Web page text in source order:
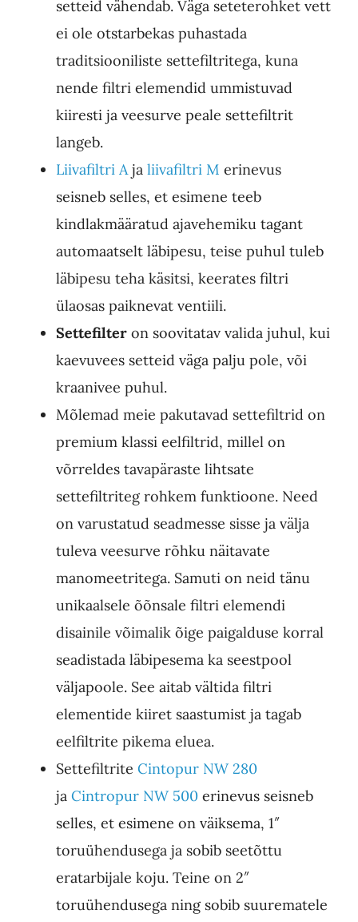
setteid vähendab. Väga seteterohket vett
ei ole otstarbekas puhastada
traditsiooniliste settefiltritega, kuna
nende filtri elemendid ummistuvad
kiiresti ja veesurve peale settefiltrit
langeb.
Liivafiltri Aja liivafiltri M erinevus
seisneb selles, et esimene teeb
kindlakmääratud ajavehemiku tagant
automaatselt läbipesu, teise puhul tuleb
läbipesu teha käsitsi, keerates filtri
ülaosas paiknevat ventiili.
Settefilteron soovitatav valida juhul, kui
kaevuvees setteid väga palju pole, või
kraanivee puhul.
Mõlemad meie pakutavad settefiltrid on
premium klassi eelfiltrid, millel on
võrreldes tavapäraste lihtsate
settefiltriteg rohkem funktioone. Need
on varustatud seadmesse sisse ja välja
tuleva veesurve rõhku näitavate
manomeetritega. Samuti on neid tänu
unikaalsele õõnsale filtri elemendi
disainile võimalik õige paigalduse korral
seadistada läbipesema ka seestpool
väljapoole. See aitab vältida filtri
elementide kiiret saastumist ja tagab
eelfiltrite pikema eluea.
Settefiltrite Cintopur NW 280
ja Cintropur NW 500erinevus seisneb
selles, et esimene on väiksema, 1″
toruühendusega ja sobib seetõttu
eratarbijale koju. Teine on 2″
toruühendusega ning sobib suurematele